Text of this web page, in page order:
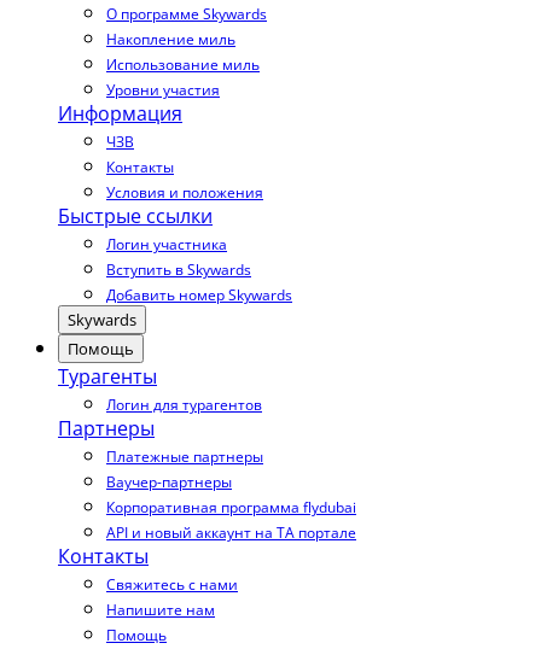
О программе Skywards
Накопление миль
Использование миль
Уровни участия
Информация
ЧЗВ
Контакты
Условия и положения
Быстрые ссылки
Логин участника
Вступить в Skywards
Добавить номер Skywards
Skywards
Помощь
Турагенты
Логин для турагентов
Партнеры
Платежные партнеры
Ваучер-партнеры
Корпоративная программа flydubai
API и новый аккаунт на TA портале
Контакты
Свяжитесь с нами
Напишите нам
Помощь